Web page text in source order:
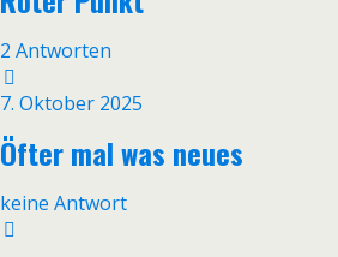
2 Antworten
7. Oktober 2025
Öfter mal was neues
keine Antwort